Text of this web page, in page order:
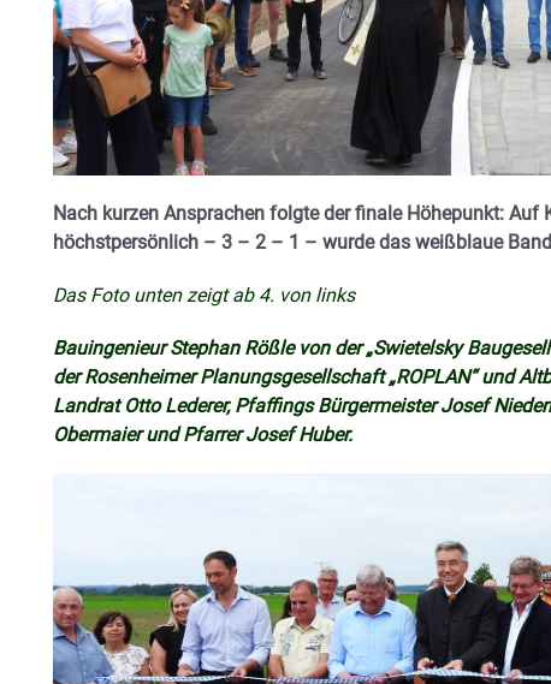
Nach kurzen Ansprachen folgte der finale Höhepunkt: Auf
höchstpersönlich – 3 – 2 – 1 – wurde das weißblaue
Das Foto unten zeigt ab 4. von links
Bauingenieur Stephan Rößle von der „Swietelsky
der Rosenheimer Planungsgesellschaft „ROPLAN“ und
Landrat Otto Lederer, Pfaffings Bürgermeister Josef
Obermaier und Pfarrer Josef Huber.